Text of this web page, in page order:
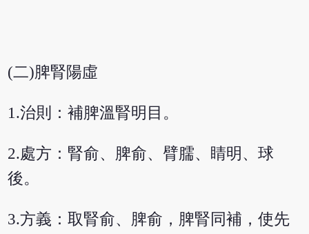
(二)脾腎陽虛
1.治則：補脾溫腎明目。
2.處方：腎俞、脾俞、臂臑、睛明、球
後。
3.方義：取腎俞、脾俞，脾腎同補，使先